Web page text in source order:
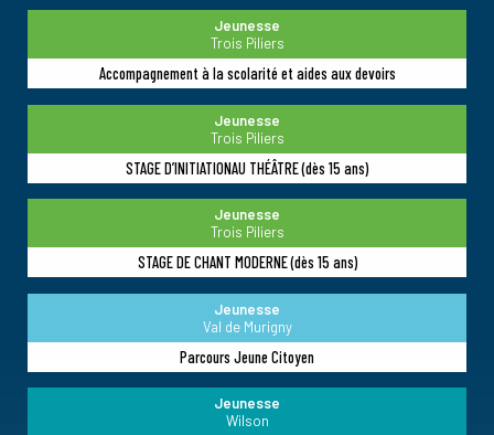
Jeunesse
Trois Piliers
Accompagnement à la scolarité et aides aux devoirs
Jeunesse
Trois Piliers
STAGE D’INITIATIONAU THÉÂTRE (dès 15 ans)
Jeunesse
Trois Piliers
STAGE DE CHANT MODERNE (dès 15 ans)
Jeunesse
Val de Murigny
Parcours Jeune Citoyen
Jeunesse
Wilson